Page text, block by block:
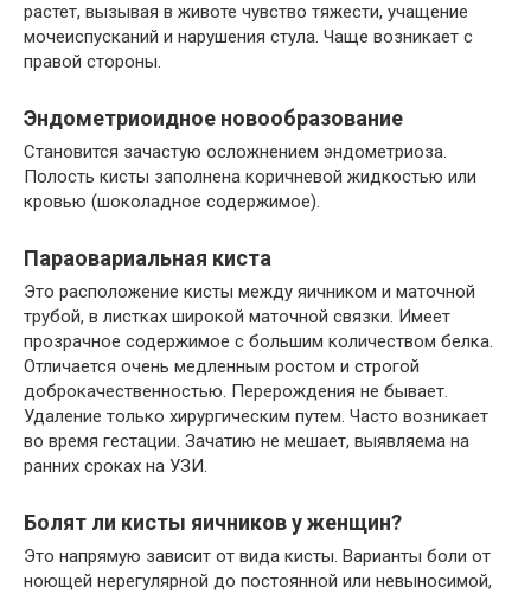
растет, вызывая в животе чувство тяжести, учащение
мочеиспусканий и нарушения стула. Чаще возникает с
правой стороны.
Эндометриоидное новообразование
Становится зачастую осложнением эндометриоза.
Полость кисты заполнена коричневой жидкостью или
кровью (шоколадное содержимое).
Параовариальная киста
Это расположение кисты между яичником и маточной
трубой, в листках широкой маточной связки. Имеет
прозрачное содержимое с большим количеством белка.
Отличается очень медленным ростом и строгой
доброкачественностью. Перерождения не бывает.
Удаление только хирургическим путем. Часто возникает
во время гестации. Зачатию не мешает, выявляема на
ранних сроках на УЗИ.
Болят ли кисты яичников у женщин?
Это напрямую зависит от вида кисты. Варианты боли от
ноющей нерегулярной до постоянной или невыносимой,